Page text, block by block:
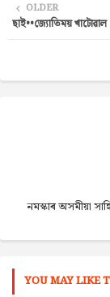
OLDER
ছাই••জ্যোতিময় খাটোৱাল
নমস্কাৰ অসমীয়া
YOU MAY LIKE